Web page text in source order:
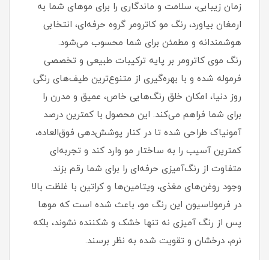
زمان زیبایی، سلامت و ماندگاری را برای موهای شما به
ارمغان بیاورد، رنگ مو کاترومر گروه حرفه‌ای، انتخابی
هوشمندانه و مطمئن برای شما محسوب می‌شود.
رنگ موی کاترومر بر پایه ترکیبات طبیعی و تخصصی
فرموله شده و با بهره‌گیری از متنوع‌ترین طیف‌های رنگی
روز دنیا، امکان خلق رنگ‌هایی خاص، عمیق و مدرن را
برای شما فراهم می‌کند. این محصول با کمترین درصد
آمونیاک طراحی شده تا در کنار پوشش‌دهی فوق‌العاده،
کمترین آسیب را به ساختار مو وارد کند و تجربه‌ای
متفاوت از رنگ‌آمیزی حرفه‌ای را برای شما رقم بزند.
وجود روغن‌های مغذی، ویتامین‌ها و کراتین با غلظت بالا
در فرمولاسیون این رنگ مو، باعث شده است که موها
پس از رنگ آمیزی نه تنها خشک و شکننده نشوند، بلکه
نرم، درخشان و تقویت شده به نظر برسند.